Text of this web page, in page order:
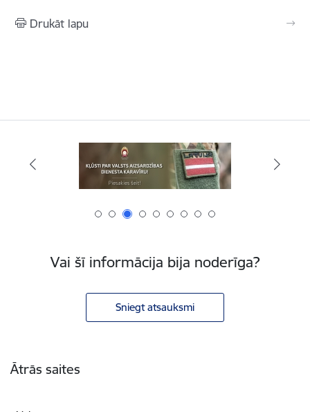
Drukāt lapu
Vai šī informācija bija noderīga?
Sniegt atsauksmi
Ātrās saites